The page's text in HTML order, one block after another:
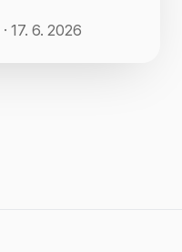
· 17. 6. 2026